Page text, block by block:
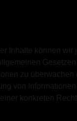
Inhalte können wir
zu überwachen
von
konkreten